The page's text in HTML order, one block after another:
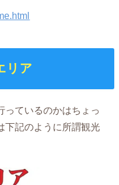
リア
っているのかはちょっ
下記のように所謂観光